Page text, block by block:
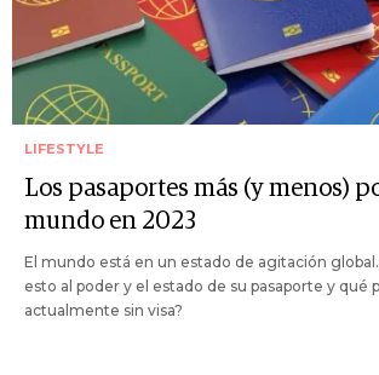
LIFESTYLE
Los pasaportes más (y menos)
mundo en 2023
El mundo está en un estado de agitación
esto al poder y el estado de su pasaporte y qué
actualmente sin visa?